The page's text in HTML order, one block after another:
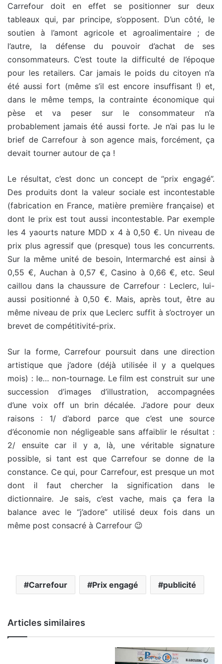
Carrefour doit en effet se positionner sur deux
tableaux qui, par principe, s’opposent. D’un côté, le
soutien à l’amont agricole et agroalimentaire ; de
l’autre, la défense du pouvoir d’achat de ses
consommateurs. C’est toute la difficulté de l’époque
pour les retailers. Car jamais le poids du citoyen n’a
été aussi fort (même s’il est encore insuffisant !) et,
dans le même temps, la contrainte économique qui
pèse et va peser sur le consommateur n’a
probablement jamais été aussi forte. Je n’ai pas lu le
brief de Carrefour à son agence mais, forcément, ça
devait tourner autour de ça !
Le résultat, c’est donc un concept de “prix engagé”.
Des produits dont la valeur sociale est incontestable
(fabrication en France, matière première française) et
dont le prix est tout aussi incontestable. Par exemple
les 4 yaourts nature MDD x 4 à 0,50 €. Un niveau de
prix plus agressif que (presque) tous les concurrents.
Sur la même unité de besoin, Intermarché est ainsi à
0,55 €, Auchan à 0,57 €, Casino à 0,66 €, etc. Seul
caillou dans la chaussure de Carrefour : Leclerc, lui-
aussi positionné à 0,50 €. Mais, après tout, être au
même niveau de prix que Leclerc suffit à s’octroyer un
brevet de compétitivité-prix.
Sur la forme, Carrefour poursuit dans une direction
artistique que j’adore (déjà utilisée il y a quelques
mois) : le… non-tournage. Le film est construit sur une
succession d’images d’illustration, accompagnées
d’une voix off un brin décalée. J’adore pour deux
raisons : 1/ d’abord parce que c’est une source
d’économie non négligeable sans affaiblir le résultat :
2/ ensuite car il y a, là, une véritable signature
possible, si tant est que Carrefour se donne de la
constance. Ce qui, pour Carrefour, est presque un mot
dont il faut chercher la signification dans le
dictionnaire. Je sais, c’est vache, mais ça fera la
balance avec le “j’adore” utilisé deux fois dans un
même post consacré à Carrefour 😉
Carrefour Prix engagé publicité
Articles similaires